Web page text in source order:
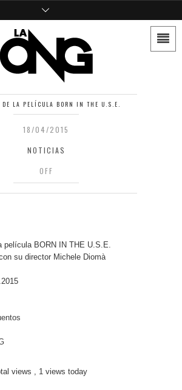
DE LA PELÍCULA BORN IN THE U.S.E.
18/04/2015
NOTICIAS
OFF
película BORN IN THE U.S.E.
su director Michele Diomà
views , 1 views today